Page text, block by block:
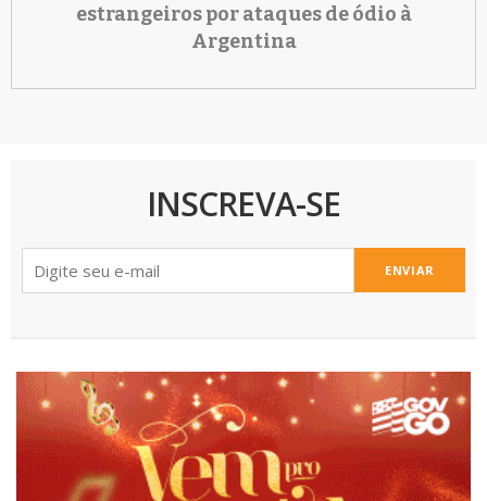
estrangeiros por ataques de ódio à
Argentina
INSCREVA-SE
ENVIAR